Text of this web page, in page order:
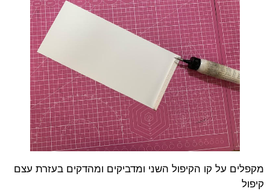
מקפלים על קו הקיפול השני ומדביקים ומהדקים בעזרת עצם
קיפול